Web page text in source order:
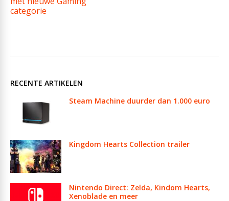
categorie
RECENTE ARTIKELEN
Steam Machine duurder dan 1.000 euro
Kingdom Hearts Collection trailer
Nintendo Direct: Zelda, Kindom Hearts,
Xenoblade en meer